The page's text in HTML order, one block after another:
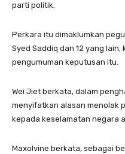
parti politik.
Perkara itu dimaklumkan
Syed Saddiq dan 12 yang
pengumuman keputusan itu.
Wei Jiet berkata, dalam
menyifatkan alasan menolak
kepada keselamatan negara
Maxolvine berkata, sebagai